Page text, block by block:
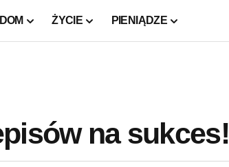
DOM ŻYCIE PIENIĄDZE
na sukces!